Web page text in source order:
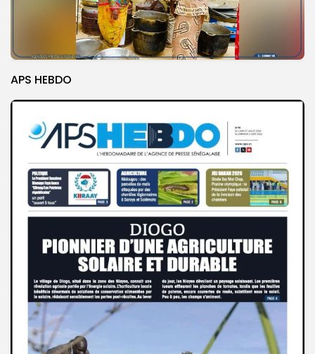
APS HEBDO